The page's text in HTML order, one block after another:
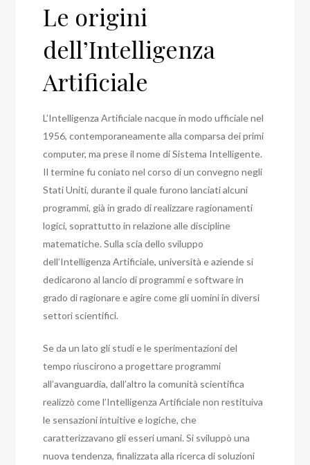
Le origini
dell’Intelligenza
Artificiale
L’Intelligenza Artificiale nacque in modo ufficiale nel
1956, contemporaneamente alla comparsa dei primi
computer, ma prese il nome di Sistema Intelligente.
Il termine fu coniato nel corso di un convegno negli
Stati Uniti, durante il quale furono lanciati alcuni
programmi, già in grado di realizzare ragionamenti
logici, soprattutto in relazione alle discipline
matematiche. Sulla scia dello sviluppo
dell’Intelligenza Artificiale, università e aziende si
dedicarono al lancio di programmi e software in
grado di ragionare e agire come gli uomini in diversi
settori scientifici.
Se da un lato gli studi e le sperimentazioni del
tempo riuscirono a progettare programmi
all’avanguardia, dall’altro la comunità scientifica
realizzò come l’Intelligenza Artificiale non restituiva
le sensazioni intuitive e logiche, che
caratterizzavano gli esseri umani. Si sviluppò una
nuova tendenza, finalizzata alla ricerca di soluzioni